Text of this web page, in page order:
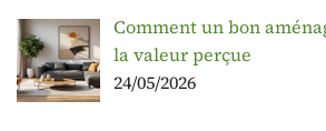
Comment un bon
la valeur perçue
24/05/2026